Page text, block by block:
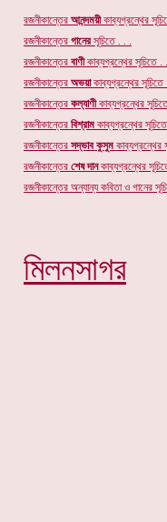
রজনীকান্তের আনন্দময়ীকাব্যগ্রন্থের
রজনীকান্তের গানেরসূচিতে . . .
রজনীকান্তের বাণীকাব্যগ্রন্থের সূচিতে .
রজনীকান্তের অভয়াকাব্যগ্রন্থের
রজনীকান্তের কল্যাণীকাব্যগ্রন্থের
রজনীকান্তের বিশ্রাম কাব্যগ্রন্থের
রজনীকান্তের সদ্ভাব কুসুম কাব্যগ্রন্থের
রজনীকান্তের শেষ দানকাব্যগ্রন্থের
রজনীকান্তের অন্যান্য কবিতা ও গানের
মিলনসাগর